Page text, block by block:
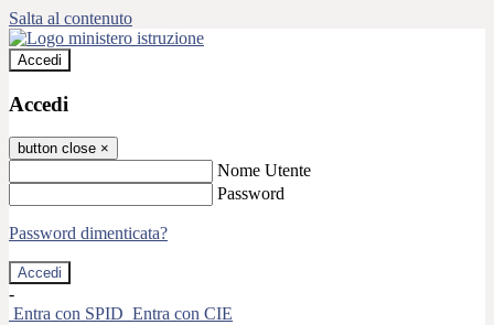
Salta al contenuto
Accedi
Accedi
button close ×
Nome Utente
Password
Password dimenticata?
-
Entra con SPID Entra con CIE